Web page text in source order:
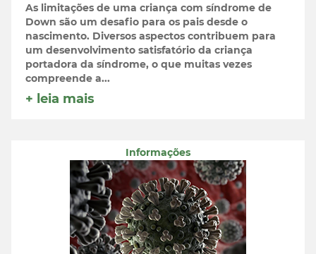
As limitações de uma criança com síndrome de
Down são um desafio para os pais desde o
nascimento. Diversos aspectos contribuem para
um desenvolvimento satisfatório da criança
portadora da síndrome, o que muitas vezes
compreende a...
+ leia mais
Informações